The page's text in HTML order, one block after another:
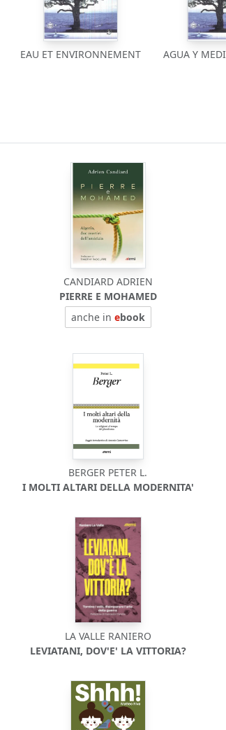
EAU ET ENVIRONNEMENT AGUA Y
CANDIARD ADRIEN
PIERRE E MOHAMED
anche in ebook
BERGER PETER L.
I MOLTI ALTARI DELLA MODERNITA'
LA VALLE RANIERO
LEVIATANI, DOV'E' LA VITTORIA?